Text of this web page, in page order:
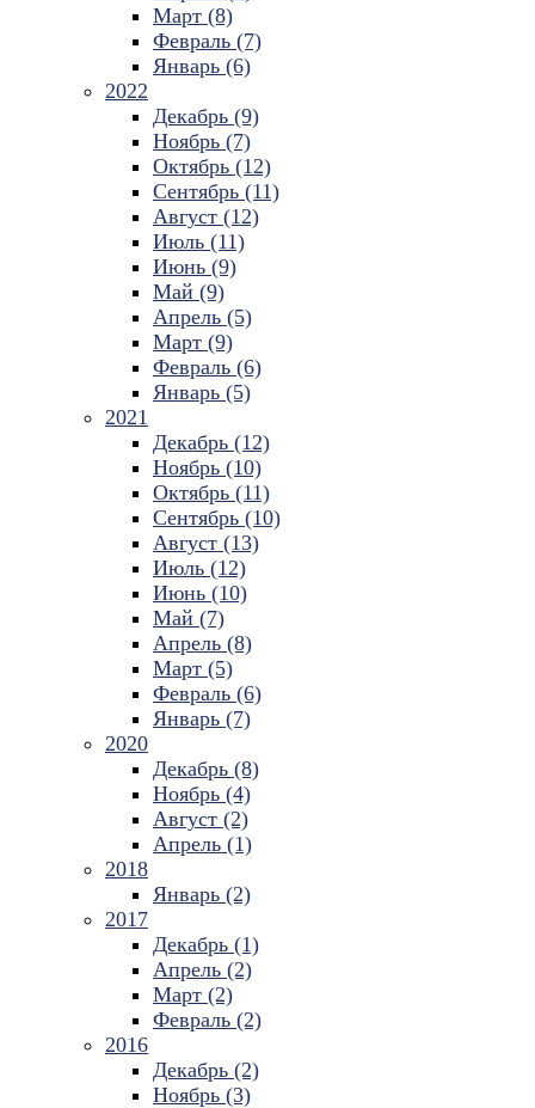
Март (8)
Февраль (7)
Январь (6)
2022
Декабрь (9)
Ноябрь (7)
Октябрь (12)
Сентябрь (11)
Август (12)
Июль (11)
Июнь (9)
Май (9)
Апрель (5)
Март (9)
Февраль (6)
Январь (5)
2021
Декабрь (12)
Ноябрь (10)
Октябрь (11)
Сентябрь (10)
Август (13)
Июль (12)
Июнь (10)
Май (7)
Апрель (8)
Март (5)
Февраль (6)
Январь (7)
2020
Декабрь (8)
Ноябрь (4)
Август (2)
Апрель (1)
2018
Январь (2)
2017
Декабрь (1)
Апрель (2)
Март (2)
Февраль (2)
2016
Декабрь (2)
Ноябрь (3)